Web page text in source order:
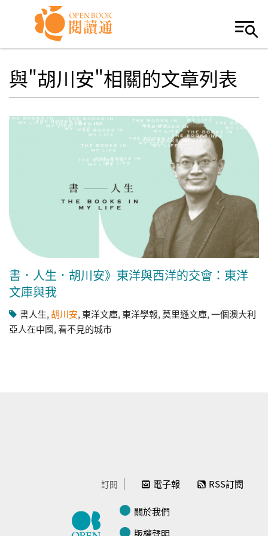
Skip to navigation
移至主內容
與"胡川安"相關的文章列表
書．人生．胡川安》東洋與西洋的交會：東洋
文庫與我
書人生,胡川安, 東洋文庫, 東洋學報,莫里遜文庫,一個澳大利
亞人在中國,看不見的城市
訂閱 電子報 RSS訂閱
關於我們
版權聲明